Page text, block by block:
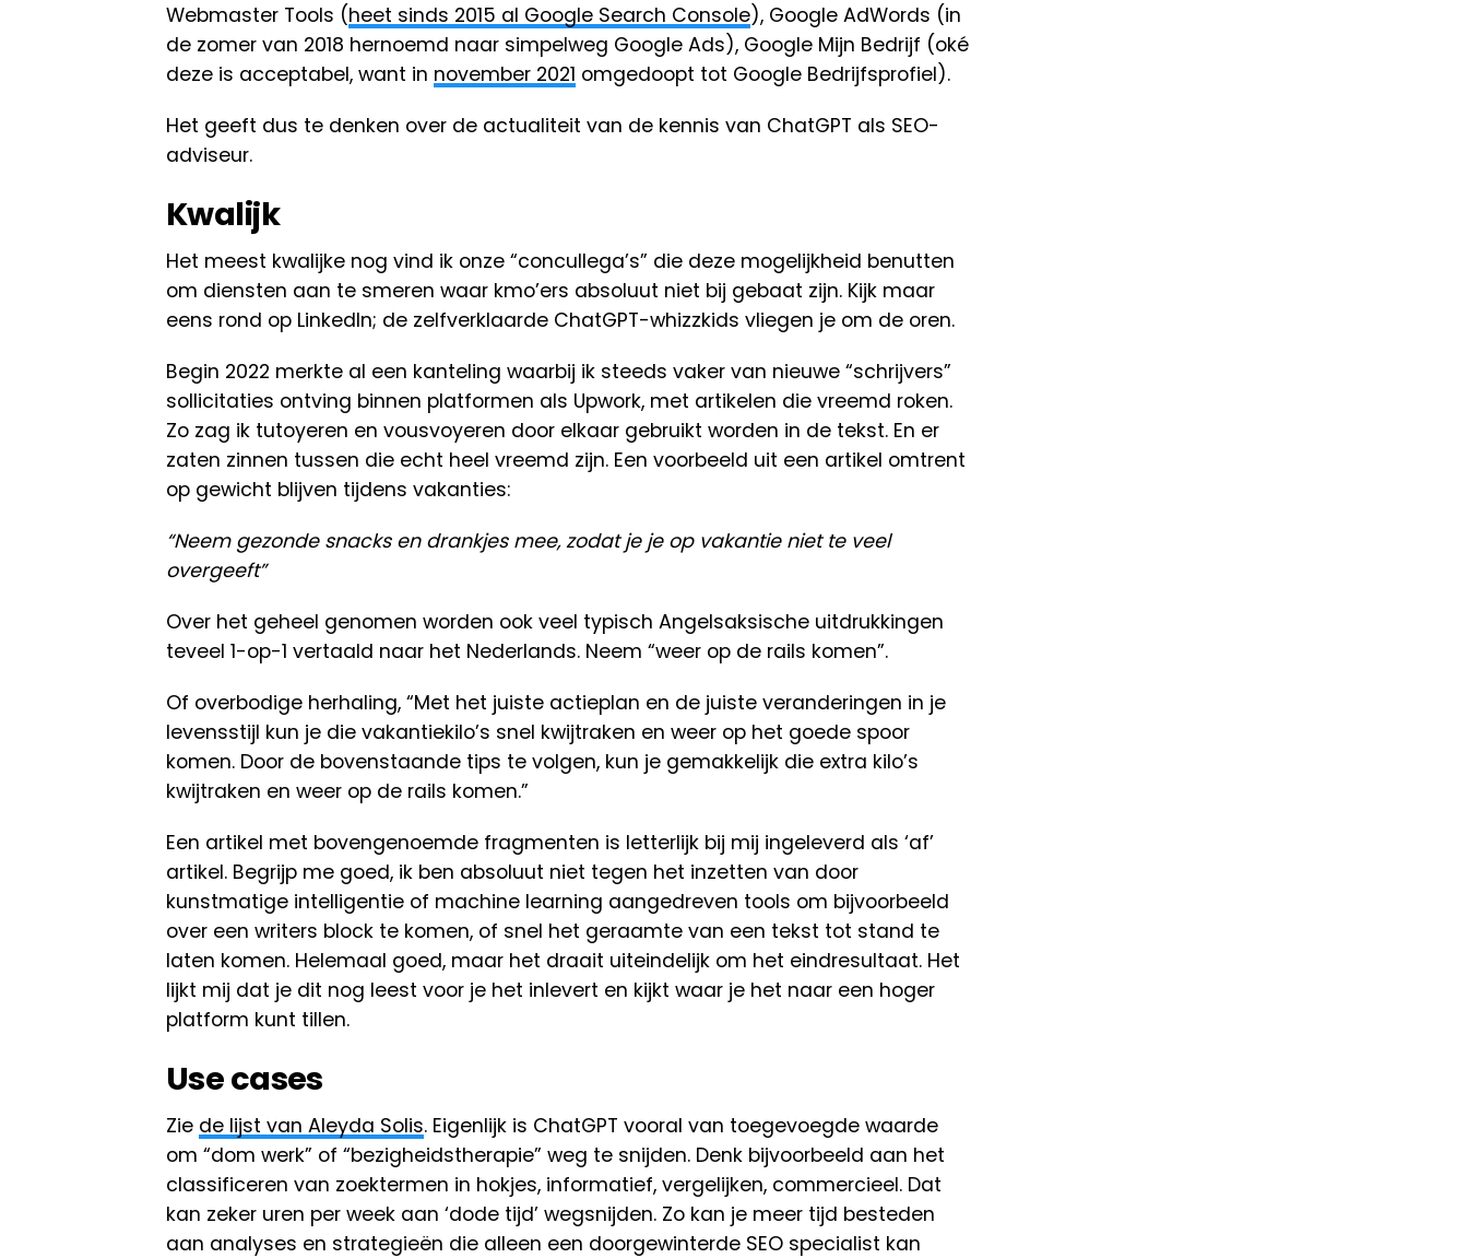
Webmaster Tools (heet sinds 2015 al Google Search Console), Google AdWords (in
de zomer van 2018 hernoemd naar simpelweg Google Ads), Google Mijn Bedrijf (oké
deze is acceptabel, want in november 2021 omgedoopt tot Google Bedrijfsprofiel).
Het geeft dus te denken over de actualiteit van de kennis van ChatGPT als SEO-
adviseur.
Kwalijk
Het meest kwalijke nog vind ik onze “concullega’s” die deze mogelijkheid benutten
om diensten aan te smeren waar kmo’ers absoluut niet bij gebaat zijn. Kijk maar
eens rond op LinkedIn; de zelfverklaarde ChatGPT-whizzkids vliegen je om de oren.
Begin 2022 merkte al een kanteling waarbij ik steeds vaker van nieuwe “schrijvers”
sollicitaties ontving binnen platformen als Upwork, met artikelen die vreemd roken.
Zo zag ik tutoyeren en vousvoyeren door elkaar gebruikt worden in de tekst. En er
zaten zinnen tussen die echt heel vreemd zijn. Een voorbeeld uit een artikel omtrent
op gewicht blijven tijdens vakanties:
“Neem gezonde snacks en drankjes mee, zodat je je op vakantie niet te veel
overgeeft”
Over het geheel genomen worden ook veel typisch Angelsaksische uitdrukkingen
teveel 1-op-1 vertaald naar het Nederlands. Neem “weer op de rails komen”.
Of overbodige herhaling, “Met het juiste actieplan en de juiste veranderingen in je
levensstijl kun je die vakantiekilo’s snel kwijtraken en weer op het goede spoor
komen. Door de bovenstaande tips te volgen, kun je gemakkelijk die extra kilo’s
kwijtraken en weer op de rails komen.”
Een artikel met bovengenoemde fragmenten is letterlijk bij mij ingeleverd als ‘af’
artikel. Begrijp me goed, ik ben absoluut niet tegen het inzetten van door
kunstmatige intelligentie of machine learning aangedreven tools om bijvoorbeeld
over een writers block te komen, of snel het geraamte van een tekst tot stand te
laten komen. Helemaal goed, maar het draait uiteindelijk om het eindresultaat. Het
lijkt mij dat je dit nog leest voor je het inlevert en kijkt waar je het naar een hoger
platform kunt tillen.
Use cases
Zie de lijst van Aleyda Solis. Eigenlijk is ChatGPT vooral van toegevoegde waarde
om “dom werk” of “bezigheidstherapie” weg te snijden. Denk bijvoorbeeld aan het
classificeren van zoektermen in hokjes, informatief, vergelijken, commercieel. Dat
kan zeker uren per week aan ‘dode tijd’ wegsnijden. Zo kan je meer tijd besteden
aan analyses en strategieën die alleen een doorgewinterde SEO specialist kan